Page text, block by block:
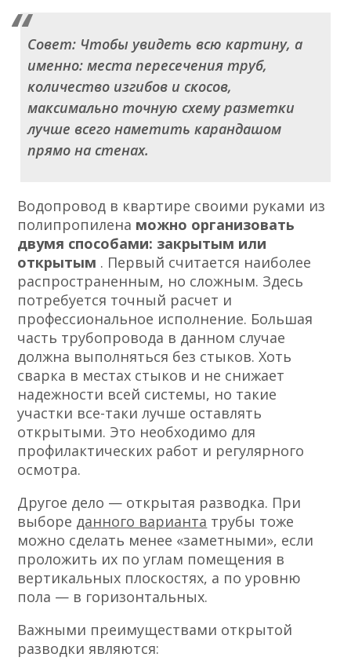
Совет: Чтобы увидеть всю картину, а
именно: места пересечения труб,
количество изгибов и скосов,
максимально точную схему разметки
лучше всего наметить карандашом
прямо на стенах.
Водопровод в квартире своими руками из
полипропилена можно организовать
двумя способами: закрытым или
открытым . Первый считается наиболее
распространенным, но сложным. Здесь
потребуется точный расчет и
профессиональное исполнение. Большая
часть трубопровода в данном случае
должна выполняться без стыков. Хоть
сварка в местах стыков и не снижает
надежности всей системы, но такие
участки все-таки лучше оставлять
открытыми. Это необходимо для
профилактических работ и регулярного
осмотра.
Другое дело — открытая разводка. При
выборе данного варианта трубы тоже
можно сделать менее «заметными», если
проложить их по углам помещения в
вертикальных плоскостях, а по уровню
пола — в горизонтальных.
Важными преимуществами открытой
разводки являются: